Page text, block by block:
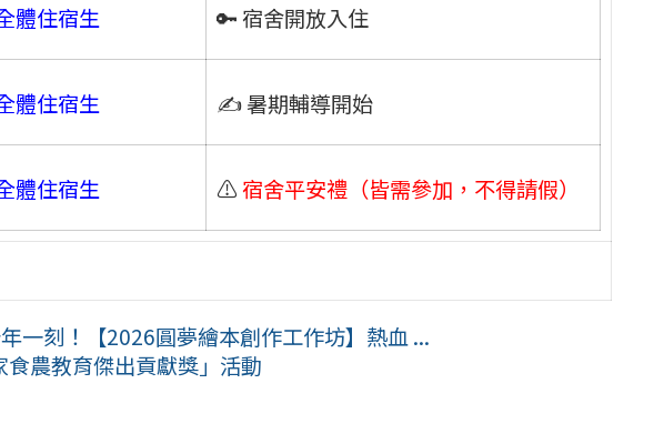
體住宿生 🔑 宿舍開放入住
體住宿生 ✍️ 暑期輔導開始
體住宿生 ⚠️ 宿舍平安禮（皆需參加，不得請假）
一刻！【2026圓夢繪本創作工作坊】熱血 ...
農教育傑出貢獻獎」活動